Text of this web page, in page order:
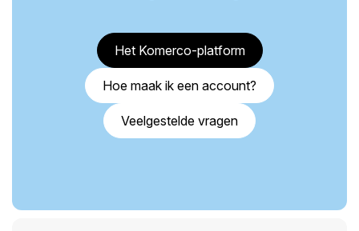
Het Komerco-platform
Hoe maak ik een account?
Veelgestelde vragen